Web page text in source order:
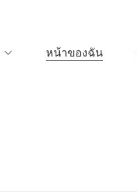
หน้าของฉัน